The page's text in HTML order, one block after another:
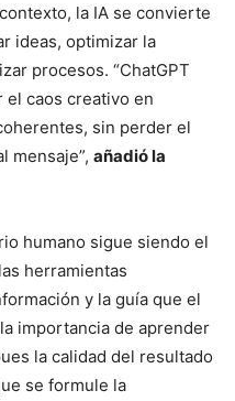
la IA se convierte
ideas, optimizar la
procesos. “ChatGPT
el caos creativo en
sin perder el
mensaje”, añadió la
humano sigue siendo el
herramientas
y la guía que el
importancia de aprender
la calidad del resultado
se formule la